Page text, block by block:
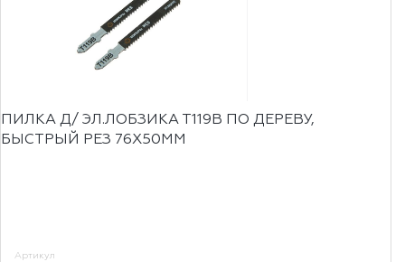
ПИЛКА Д/ ЭЛ.ЛОБЗИКА Т119В ПО ДЕРЕВУ,
БЫСТРЫЙ РЕЗ 76Х50ММ
Артикул